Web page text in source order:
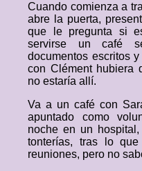
Cuando comienza a
abre la puerta,
que le pregunta si
servirse un café
documentos escritos
con Clément hubiera
no estaría allí.
Va a un café con
apuntado como
noche en un
tonterías, tras lo
reuniones, pero no